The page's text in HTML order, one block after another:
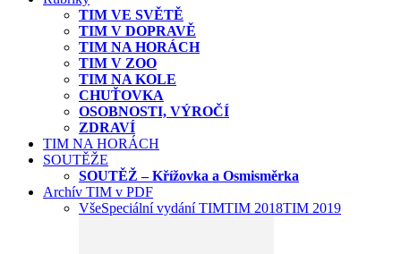
TIM VE SVĚTĚ
TIM V DOPRAVĚ
TIM NA HORÁCH
TIM V ZOO
TIM NA KOLE
CHUŤOVKA
OSOBNOSTI, VÝROČÍ
ZDRAVÍ
TIM NA HORÁCH
SOUTĚŽE
SOUTĚŽ – Křížovka a Osmisměrka
Archív TIM v PDF
VšeSpeciální vydání TIMTIM 2018TIM 2019